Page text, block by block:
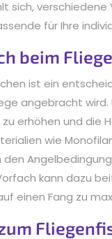
sich,
für Ihre
beim
ist ein
angebracht
erhöhen und die
wie
kann dazu
einen Fang zu